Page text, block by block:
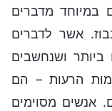
במיוחד מדברים
אשר לדברים
ביותר ושנחשבים
הרעות – הם
אנשים מסוימים